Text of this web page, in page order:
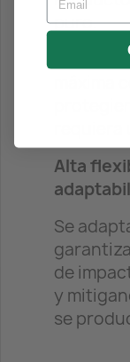
puro.
Alta
Se
de
y
se